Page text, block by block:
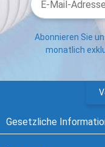
Abonnieren Sie
monatlich
Gesetzliche